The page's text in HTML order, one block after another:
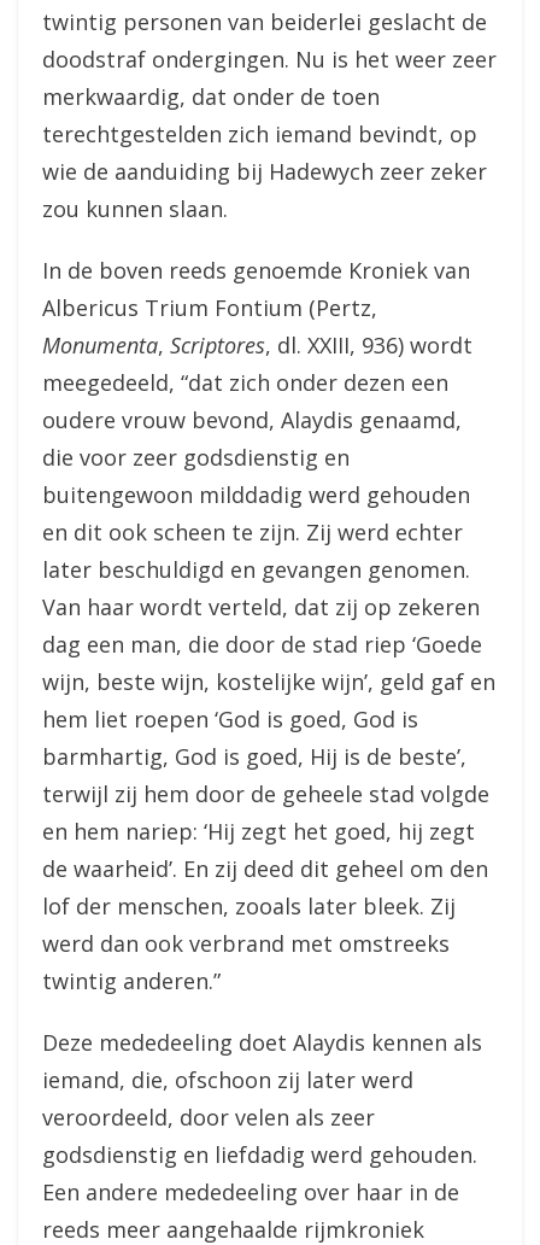
twintig personen van beiderlei geslacht de
doodstraf ondergingen. Nu is het weer zeer
merkwaardig, dat onder de toen
terechtgestelden zich iemand bevindt, op
wie de aanduiding bij Hadewych zeer zeker
zou kunnen slaan.
In de boven reeds genoemde Kroniek van
Albericus Trium Fontium (Pertz,
Monumenta, Scriptores, dl. XXIII, 936) wordt
meegedeeld, “dat zich onder dezen een
oudere vrouw bevond, Alaydis genaamd,
die voor zeer godsdienstig en
buitengewoon milddadig werd gehouden
en dit ook scheen te zijn. Zij werd echter
later beschuldigd en gevangen genomen.
Van haar wordt verteld, dat zij op zekeren
dag een man, die door de stad riep ‘Goede
wijn, beste wijn, kostelijke wijn’, geld gaf en
hem liet roepen ‘God is goed, God is
barmhartig, God is goed, Hij is de beste’,
terwijl zij hem door de geheele stad volgde
en hem nariep: ‘Hij zegt het goed, hij zegt
de waarheid’. En zij deed dit geheel om den
lof der menschen, zooals later bleek. Zij
werd dan ook verbrand met omstreeks
twintig anderen.”
Deze mededeeling doet Alaydis kennen als
iemand, die, ofschoon zij later werd
veroordeeld, door velen als zeer
godsdienstig en liefdadig werd gehouden.
Een andere mededeeling over haar in de
reeds meer aangehaalde rijmkroniek